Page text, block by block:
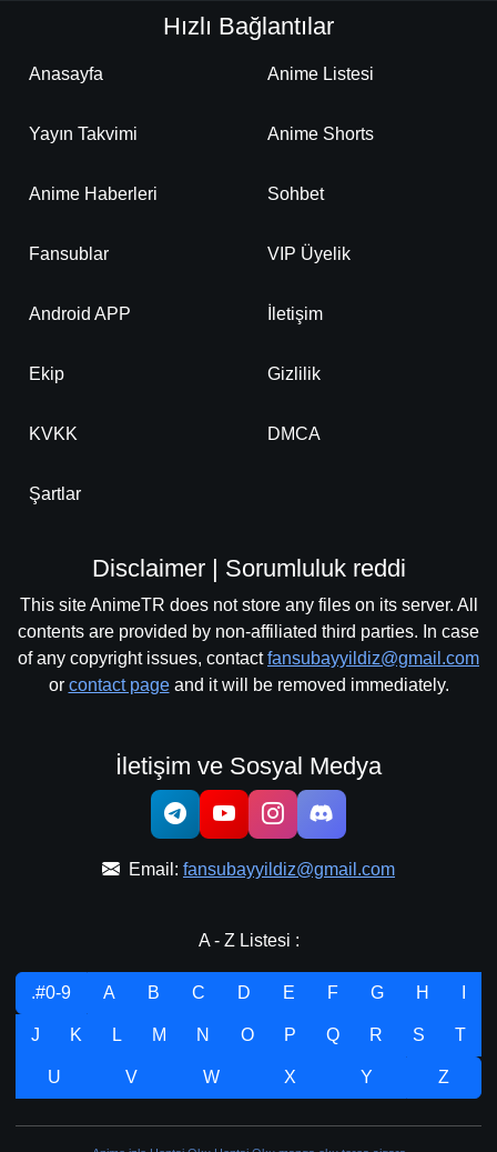
Hızlı Bağlantılar
Anasayfa Anime Listesi
Yayın Takvimi Anime Shorts
Anime Haberleri Sohbet
Fansublar VIP Üyelik
Android APP İletişim
Ekip Gizlilik
KVKK DMCA
Şartlar
Disclaimer | Sorumluluk reddi
This site AnimeTR does not store any files on its server. All
contents are provided by non-affiliated third parties. In case
of any copyright issues, contactfansubayyildiz@gmail.com
or contact pageand it will be removed immediately.
İletişim ve Sosyal Medya
Email: fansubayyildiz@gmail.com
A - Z Listesi :
.#0-9 A B C D E F G H
J K L M N O P Q R S T
U V W X Y Z